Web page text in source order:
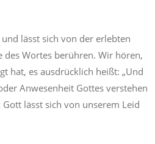
lässt sich von der erlebten
des Wortes berühren. Wir hören,
hat, es ausdrücklich heißt: „Und
Anwesenheit Gottes verstehen
lässt sich von unserem Leid